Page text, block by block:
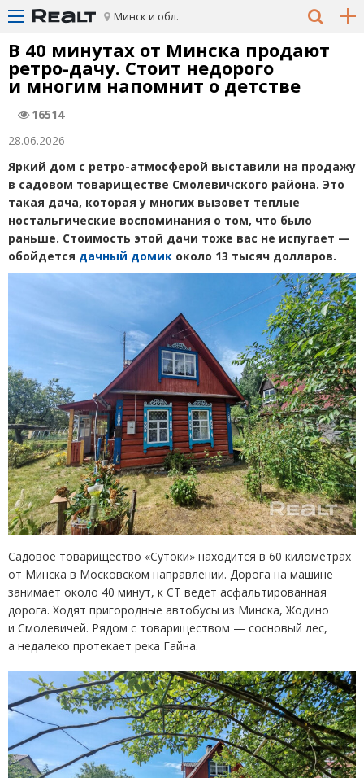
Минск и обл.
В 40 минутах от Минска продают
ретро-дачу. Стоит недорого
и многим напомнит о детстве
16514
28.06.2026
Яркий дом с ретро-атмосферой выставили на продажу
в садовом товариществе Смолевичского района. Это
такая дача, которая у многих вызовет теплые
ностальгические воспоминания о том, что было
раньше. Стоимость этой дачи тоже вас не испугает —
обойдется дачный домик около 13 тысяч долларов.
Садовое товарищество «Сутоки» находится в 60 километрах
от Минска в Московском направлении. Дорога на машине
занимает около 40 минут, к СТ ведет асфальтированная
дорога. Ходят пригородные автобусы из Минска, Жодино
и Смолевичей. Рядом с товариществом — сосновый лес,
а недалеко протекает река Гайна.